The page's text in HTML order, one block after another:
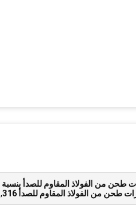
طحن من الفولاذ المقاوم للصدأ بنسبة 60٪
طحن من الفولاذ المقاوم للصدأ 316
,